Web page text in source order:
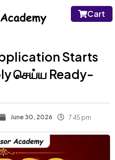
Cart
Starts
செய்ய Ready-
June 30, 2026 7:45 pm